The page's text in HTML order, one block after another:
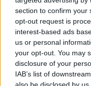
section to confirm your
opt-out request is
interest-based ads
us or personal
your opt-out. You may
disclosure of your
IAB’s list of
"L'Ici aumenta il
11/12/2011
Privacy ad alto
11/12/2011